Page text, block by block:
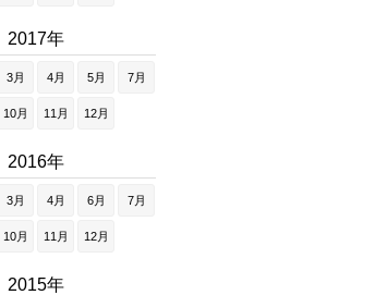
2017年
3月 4月 5月 7月
10月 11月 12月
2016年
3月 4月 6月 7月
10月 11月 12月
2015年